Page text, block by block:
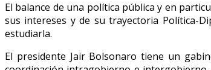
El balance de una política pública y en
sus intereses y de su trayectoria Política-
estudiarla.
El presidente Jair Bolsonaro tiene un